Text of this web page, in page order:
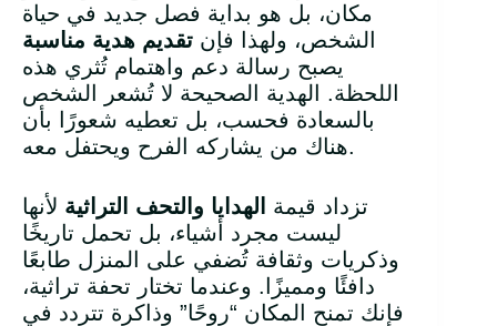
مكان، بل هو بداية فصل جديد في حياة
الشخص، ولهذا فإن تقديم هدية مناسبة
يصبح رسالة دعم واهتمام تُثري هذه
اللحظة. الهدية الصحيحة لا تُشعر الشخص
بالسعادة فحسب، بل تعطيه شعورًا بأن
هناك من يشاركه الفرح ويحتفل معه.
تزداد قيمة الهدايا والتحف التراثية لأنها
ليست مجرد أشياء، بل تحمل تاريخًا
وذكريات وثقافة تُضفي على المنزل طابعًا
دافئًا ومميزًا. وعندما تختار تحفة تراثية،
فإنك تمنح المكان “روحًا” وذاكرة تتردد في